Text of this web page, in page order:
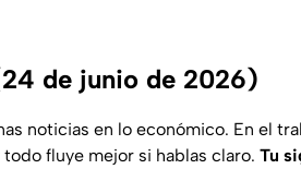
de junio de 2026)
noticias en lo económico. En el
fluye mejor si hablas claro. Tu